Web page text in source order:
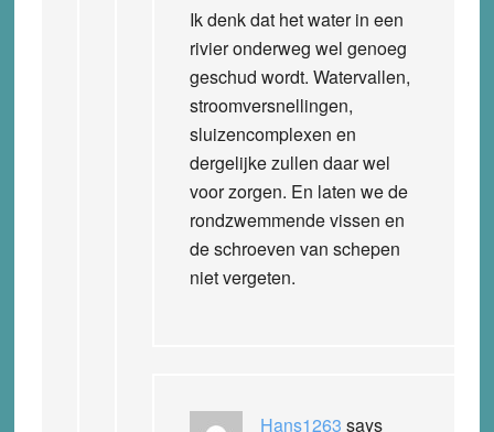
Ik denk dat het water in een
rivier onderweg wel genoeg
geschud wordt. Watervallen,
stroomversnellingen,
sluizencomplexen en
dergelijke zullen daar wel
voor zorgen. En laten we de
rondzwemmende vissen en
de schroeven van schepen
niet vergeten.
Hans1263 says